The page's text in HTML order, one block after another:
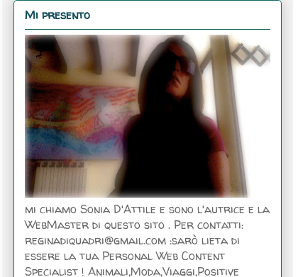
Mi presento
mi chiamo Sonia D'Attile e sono l'autrice e la
WebMaster di questo sito . Per contatti:
reginadiquadri@gmail.com :sarò lieta di
essere la tua Personal Web Content
Specialist ! Animali,Moda,Viaggi,Positive